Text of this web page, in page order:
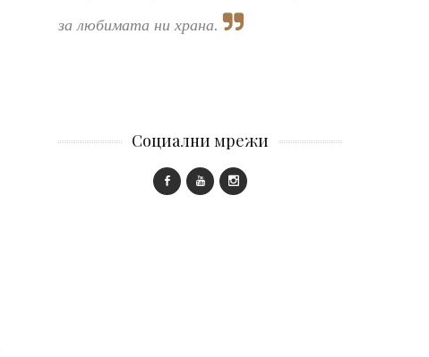
за любимата ни храна.
Социални мрежи